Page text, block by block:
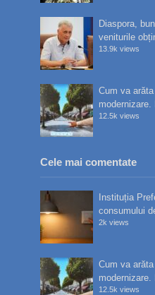
Diaspora,
veniturile
13.9k views
Cum va
modernizare.
12.5k views
Cele mai comentate
Instituția
consumului
2k views
Cum va
modernizare.
12.5k views